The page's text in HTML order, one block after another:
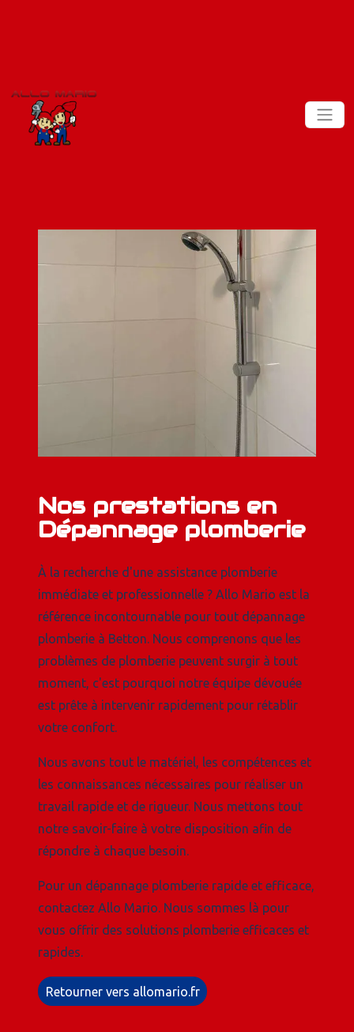
Nos prestations en
Dépannage plomberie
À la recherche d'une assistance plomberie
immédiate et professionnelle ? Allo Mario est la
référence incontournable pour tout dépannage
plomberie à Betton. Nous comprenons que les
problèmes de plomberie peuvent surgir à tout
moment, c'est pourquoi notre équipe dévouée
est prête à intervenir rapidement pour rétablir
votre confort.
Nous avons tout le matériel, les compétences et
les connaissances nécessaires pour réaliser un
travail rapide et de rigueur. Nous mettons tout
notre savoir-faire à votre disposition afin de
répondre à chaque besoin.
Pour un dépannage plomberie rapide et efficace,
contactez Allo Mario. Nous sommes là pour
vous offrir des solutions plomberie efficaces et
rapides.
Retourner vers allomario.fr